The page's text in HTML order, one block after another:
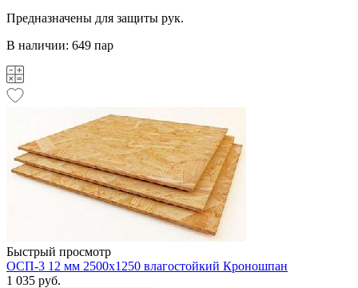
Предназначены для защиты рук.
В наличии: 649 пар
Быстрый просмотр
ОСП-3 12 мм 2500х1250 влагостойкий Кроношпан
1 035 руб.